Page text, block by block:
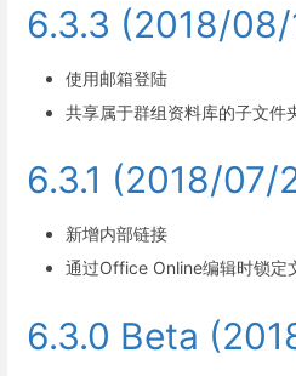
6.3.3 (2018/08/
使用邮箱登陆
共享属于群组资料库的子文件
6.3.1 (2018/07/
新增内部链接
通过Office Online编辑时锁定
6.3.0 Beta